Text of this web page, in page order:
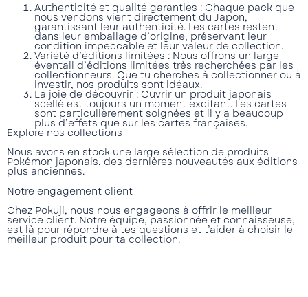
Authenticité et qualité garanties : Chaque pack que
nous vendons vient directement du Japon,
garantissant leur authenticité. Les cartes restent
dans leur emballage d’origine, préservant leur
condition impeccable et leur valeur de collection.
Variété d’éditions limitées : Nous offrons un large
éventail d’éditions limitées très recherchées par les
collectionneurs. Que tu cherches à collectionner ou à
investir, nos produits sont idéaux.
La joie de découvrir : Ouvrir un produit japonais
scellé est toujours un moment excitant. Les cartes
sont particulièrement soignées et il y a beaucoup
plus d’effets que sur les cartes françaises.
Explore nos collections
Nous avons en stock une large sélection de produits
Pokémon japonais, des dernières nouveautés aux éditions
plus anciennes.
Notre engagement client
Chez Pokuji, nous nous engageons à offrir le meilleur
service client. Notre équipe, passionnée et connaisseuse,
est là pour répondre à tes questions et t’aider à choisir le
meilleur produit pour ta collection.